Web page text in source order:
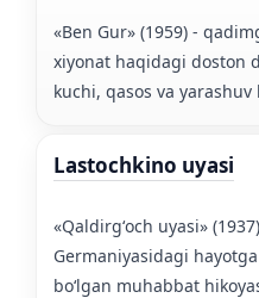
«Ben Gur» (1959) -
xiyonat haqidagi doston
kuchi, qasos va
Lastochkino uyasi
«Qaldirgʻoch uyasi»
Germaniyasidagi
boʻlgan muhabbat